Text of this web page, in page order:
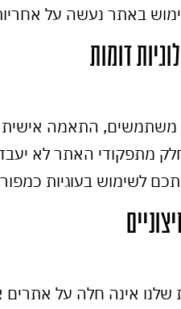
באתר נעשה על
משתמשים, התאמה אישית
מתפקודי האתר לא
לשימוש בעוגיות
שלנו אינה חלה על